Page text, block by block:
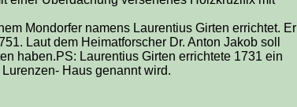
Mondorfer namens Laurentius Girten errichtet. Er
Laut dem Heimatforscher Dr. Anton Jakob soll
haben.PS: Laurentius Girten errichtete 1731 ein
Haus genannt wird.